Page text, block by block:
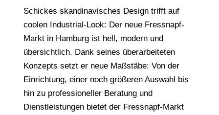
Schickes skandinavisches Design trifft auf
coolen Industrial-Look: Der neue Fressnapf-
Markt in Hamburg ist hell, modern und
übersichtlich. Dank seines überarbeiteten
Konzepts setzt er neue Maßstäbe: Von der
Einrichtung, einer noch größeren Auswahl bis
hin zu professioneller Beratung und
Dienstleistungen bietet der Fressnapf-Markt